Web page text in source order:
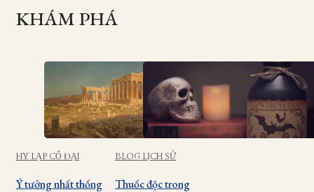
KHÁM PHÁ
HY LẠP CỔ ĐẠI
Ý tưởng nhất thống
BLOG LỊCH SỬ
Thuốc độc trong